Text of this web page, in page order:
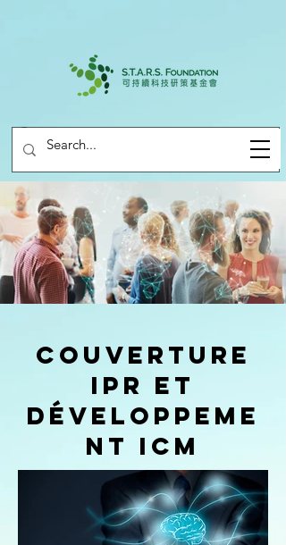
Couverture
IPR et
développeme
nt ICM